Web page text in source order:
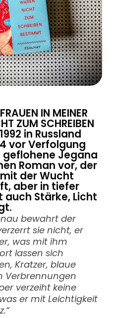
IN MEINER
ZUM SCHREIBEN
in Russland
vor Verfolgung
Jegana
Roman vor, der
der Wucht
aber in tiefer
Stärke, Licht
bewahrt der
sie nicht, er
was mit ihm
lassen sich
Kratzer, blaue
Verbrennungen
verzeiht keine
er mit Leichtigkeit